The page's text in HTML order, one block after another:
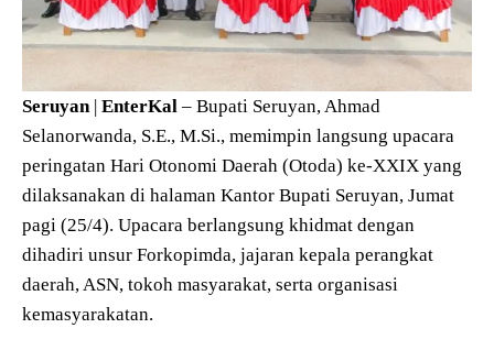
Seruyan| EnterKal – Bupati Seruyan, Ahmad
Selanorwanda, S.E., M.Si., memimpin langsung upacara
peringatan Hari Otonomi Daerah (Otoda) ke-XXIX yang
dilaksanakan di halaman Kantor Bupati Seruyan, Jumat
pagi (25/4). Upacara berlangsung khidmat dengan
dihadiri unsur Forkopimda, jajaran kepala perangkat
daerah, ASN, tokoh masyarakat, serta organisasi
kemasyarakatan.